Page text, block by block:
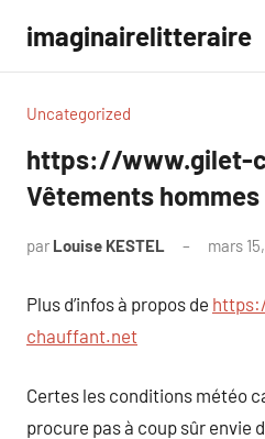
contenu
imaginairelitteraire
Uncategorized
https://www.gilet-
Vêtements
par Louise KESTEL mars
Plus d’infos à propos de
chauffant.net
Certes les conditions météo
procure pas à coup sûr envie